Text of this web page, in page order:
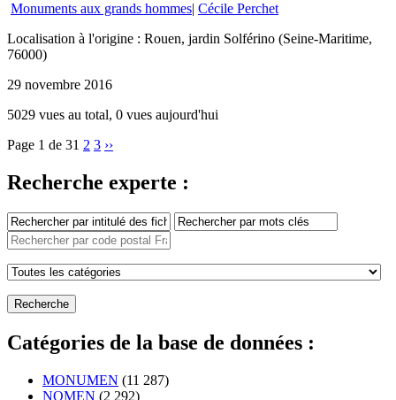
Monuments aux grands hommes| Cécile Perchet
Localisation à l'origine : Rouen, jardin Solférino (Seine-Maritime,
76000)
29 novembre 2016
5029 vues au total, 0 vues aujourd'hui
Page 1 de 31 2 3 ››
Recherche experte :
Catégories de la base de données :
MONUMEN (11 287)
NOMEN (2 292)